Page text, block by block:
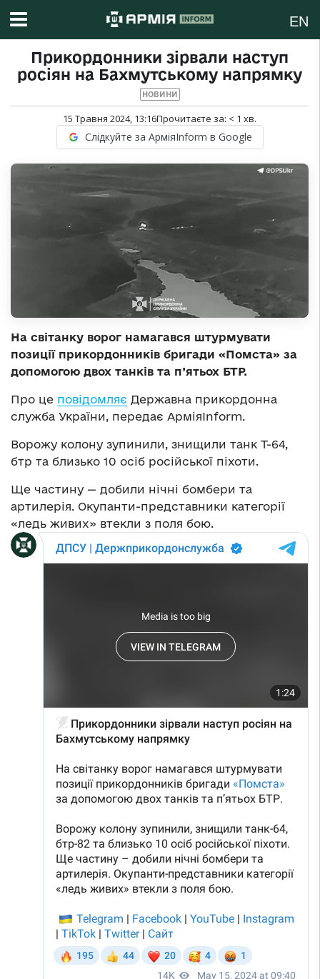
EN
Прикордонники зірвали наступ
росіян на Бахмутському напрямку
НОВИНИ
15 Травня 2024, 13:16Прочитаєте за: < 1 хв.
Слідкуйте за АрміяInform в Google
На світанку ворог намагався штурмувати
позиції прикордонників бригади «Помста» за
допомогою двох танків та п’ятьох БТР.
Про це повідомляє Державна прикордонна
служба України, передає АрміяInform.
Ворожу колону зупинили, знищили танк Т-64,
бтр та близько 10 осіб російської піхоти.
Ще частину — добили нічні бомбери та
артилерія. Окупанти-представники категорії
«ледь живих» втекли з поля бою.